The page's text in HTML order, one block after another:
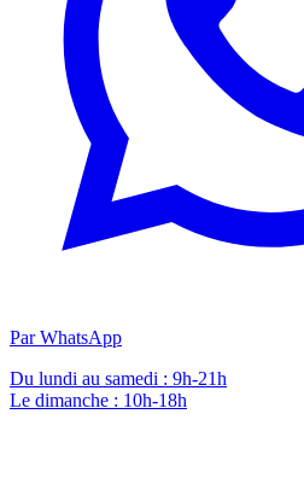
Par WhatsApp
Du lundi au samedi : 9h-21h
Le dimanche : 10h-18h